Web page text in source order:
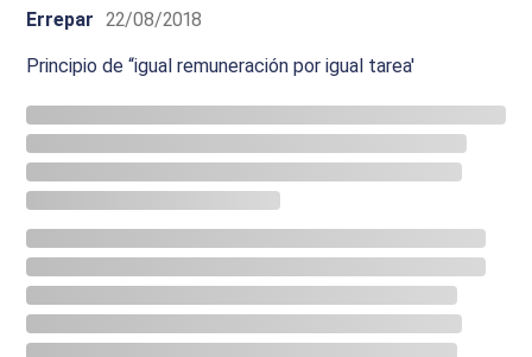
Errepar 22/08/2018
Principio de “igual remuneración por igual tarea'